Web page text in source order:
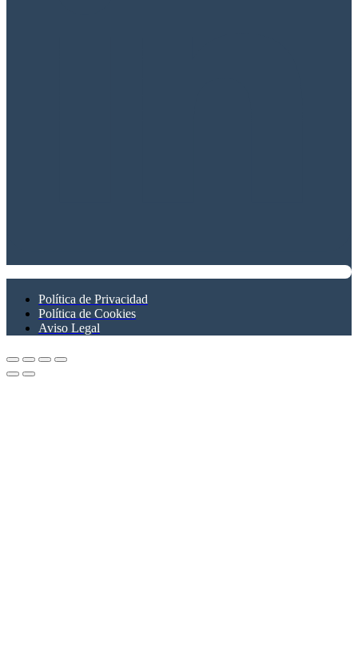
Política de Privacidad
Política de Cookies
Aviso Legal